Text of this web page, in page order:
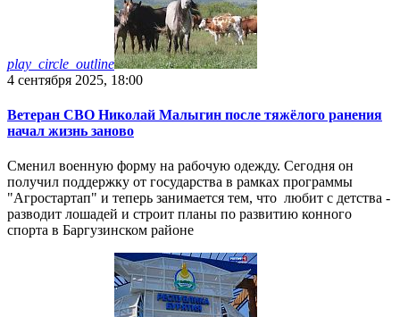
play_circle_outline
4 сентября 2025, 18:00
Ветеран СВО Николай Малыгин после тяжёлого ранения
начал жизнь заново
Сменил военную форму на рабочую одежду. Сегодня он
получил поддержку от государства в рамках программы
"Агростартап" и теперь занимается тем, что любит с детства -
разводит лошадей и строит планы по развитию конного
спорта в Баргузинском районе